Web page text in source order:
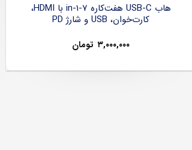
هاب USB-C هفت‌کاره 7-in-1 با HDMI،
کارت‌خوان، USB و شارژ PD
۳,۰۰۰,۰۰۰ تومان